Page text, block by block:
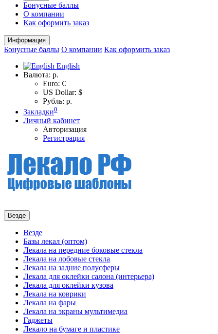
Бонусные баллы
О компании
Как оформить заказ
Информация
Бонусные баллы О компании Как оформить заказ
English
Валюта: р.
Euro: €
US Dollar: $
Рубль: р.
Закладки0
Личный кабинет
Авторизация
Регистрация
Везде
Везде
Базы лекал (оптом)
Лекала на передние боковые стекла
Лекала на лобовые стекла
Лекала на задние полусферы
Лекала для оклейки салона (интерьера)
Лекала для оклейки кузова
Лекала на коврики
Лекала на фары
Лекала на экраны мультимедиа
Гаджеты
Лекало на бумаге и пластике